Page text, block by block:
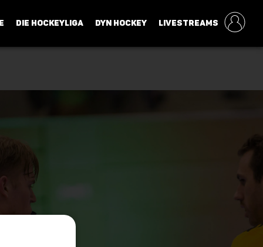
DIE HOCKEYLIGA DYN HOCKEY LIVESTREAMS